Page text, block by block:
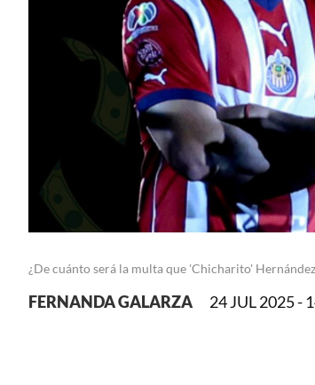
¿De cuánto será la multa que 'Chicharito'
FERNANDA GALARZA 24 JUL 2025 -